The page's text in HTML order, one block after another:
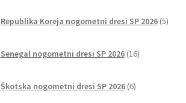
Republika Koreja nogometni dresi SP 2026 5
Senegal nogometni dresi SP 2026 16izdelkov
Škotska nogometni dresi SP 2026 6izdelkov